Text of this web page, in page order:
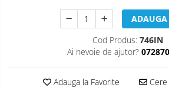
Saltele de infasat
Cod Produs: 746IN
Ai nevoie de ajutor?
Adauga la Favorite Cere